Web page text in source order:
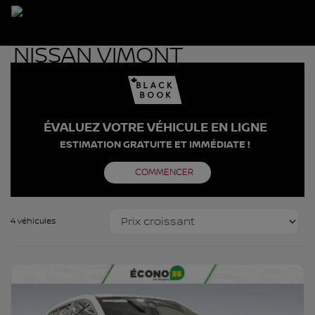
ÉVALUEZ VOTRE VÉHICULE EN LIGNE
ESTIMATION GRATUITE ET IMMÉDIATE !
COMMENCER
4 véhicules